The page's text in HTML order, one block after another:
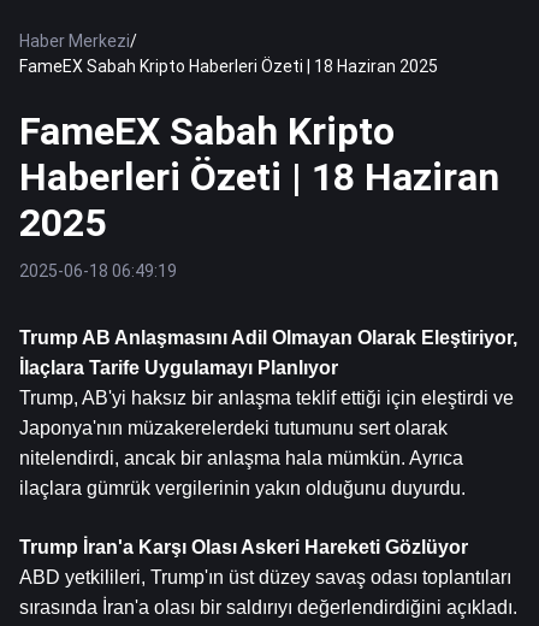
Haber Merkezi/
FameEX Sabah Kripto Haberleri Özeti | 18 Haziran 2025
FameEX Sabah Kripto
Haberleri Özeti | 18 Haziran
2025
2025-06-18 06:49:19
Trump AB Anlaşmasını Adil Olmayan Olarak Eleştiriyor,
İlaçlara Tarife Uygulamayı Planlıyor
Trump, AB'yi haksız bir anlaşma teklif ettiği için eleştirdi ve
Japonya'nın müzakerelerdeki tutumunu sert olarak
nitelendirdi, ancak bir anlaşma hala mümkün. Ayrıca
ilaçlara gümrük vergilerinin yakın olduğunu duyurdu.
Trump İran'a Karşı Olası Askeri Hareketi Gözlüyor
ABD yetkilileri, Trump'ın üst düzey savaş odası toplantıları
sırasında İran'a olası bir saldırıyı değerlendirdiğini açıkladı.